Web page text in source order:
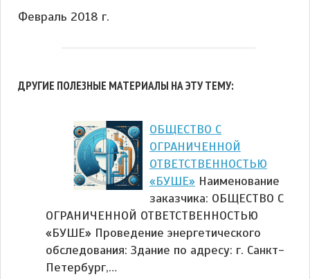
Февраль 2018 г.
ДРУГИЕ ПОЛЕЗНЫЕ МАТЕРИАЛЫ НА ЭТУ ТЕМУ:
ОБЩЕСТВО С
ОГРАНИЧЕННОЙ
ОТВЕТСТВЕННОСТЬЮ
«БУШЕ» Наименование
заказчика: ОБЩЕСТВО С
ОГРАНИЧЕННОЙ ОТВЕТСТВЕННОСТЬЮ
«БУШЕ» Проведение энергетического
обследования: Здание по адресу: г. Санкт-
Петербург,…